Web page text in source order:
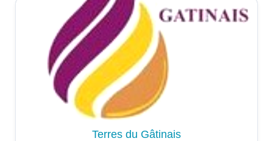
Dégustation
Terres du Gâtinais